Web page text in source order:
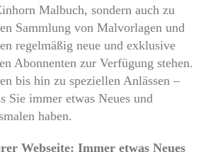
Malbuch, sondern auch zu
Sammlung von Malvorlagen und
regelmäßig neue und exklusive
Abonnenten zur Verfügung stehen.
bis hin zu speziellen Anlässen –
Sie immer etwas Neues und
haben.
Webseite: Immer etwas Neues